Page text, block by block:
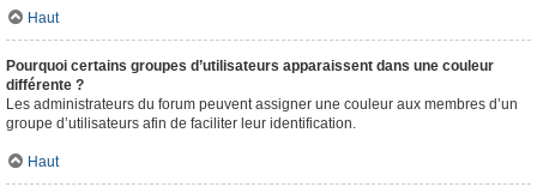
Haut
Pourquoi certains groupes d’utilisateurs apparaissent dans une couleur
différente ?
Les administrateurs du forum peuvent assigner une couleur aux membres d’un
groupe d’utilisateurs afin de faciliter leur identification.
Haut